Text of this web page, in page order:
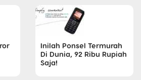
Inilah Ponsel Termurah
Di Dunia, 92 Ribu Rupiah
Saja!